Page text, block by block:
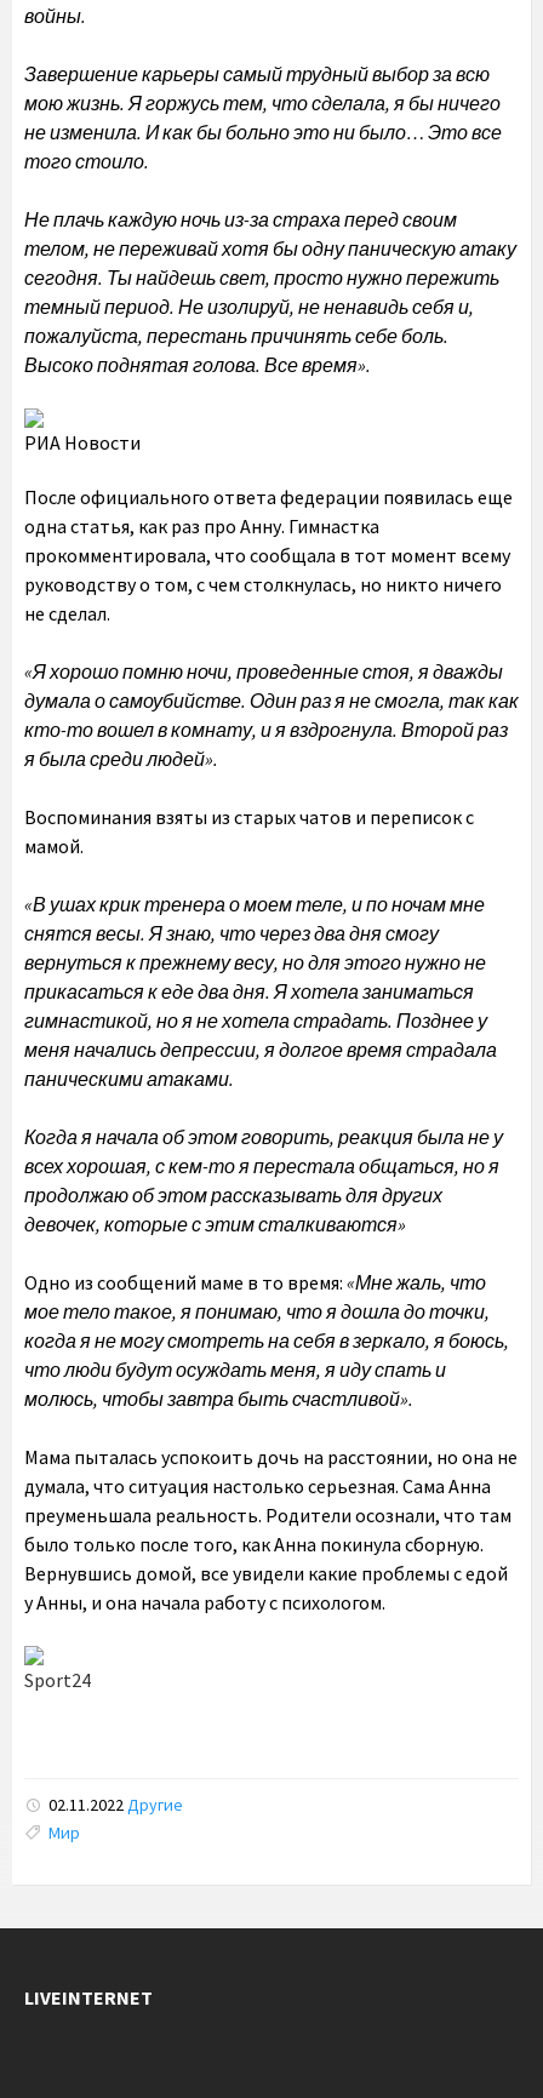
войны.
Завершение карьеры самый трудный выбор за всю
мою жизнь. Я горжусь тем, что сделала, я бы ничего
не изменила. И как бы больно это ни было… Это все
того стоило.
Не плачь каждую ночь из-за страха перед своим
телом, не переживай хотя бы одну паническую атаку
сегодня. Ты найдешь свет, просто нужно пережить
темный период. Не изолируй, не ненавидь себя и,
пожалуйста, перестань причинять себе боль.
Высоко поднятая голова. Все время».
РИА Новости
После официального ответа федерации появилась еще
одна статья, как раз про Анну. Гимнастка
прокомментировала, что сообщала в тот момент всему
руководству о том, с чем столкнулась, но никто ничего
не сделал.
«Я хорошо помню ночи, проведенные стоя, я дважды
думала о самоубийстве. Один раз я не смогла, так как
кто-то вошел в комнату, и я вздрогнула. Второй раз
я была среди людей».
Воспоминания взяты из старых чатов и переписок с
мамой.
«В ушах крик тренера о моем теле, и по ночам мне
снятся весы. Я знаю, что через два дня смогу
вернуться к прежнему весу, но для этого нужно не
прикасаться к еде два дня. Я хотела заниматься
гимнастикой, но я не хотела страдать. Позднее у
меня начались депрессии, я долгое время страдала
паническими атаками.
Когда я начала об этом говорить, реакция была не у
всех хорошая, с кем-то я перестала общаться, но я
продолжаю об этом рассказывать для других
девочек, которые с этим сталкиваются»
Одно из сообщений маме в то время: «Мне жаль, что
мое тело такое, я понимаю, что я дошла до точки,
когда я не могу смотреть на себя в зеркало, я боюсь,
что люди будут осуждать меня, я иду спать и
молюсь, чтобы завтра быть счастливой».
Мама пыталась успокоить дочь на расстоянии, но она не
думала, что ситуация настолько серьезная. Сама Анна
преуменьшала реальность. Родители осознали, что там
было только после того, как Анна покинула сборную.
Вернувшись домой, все увидели какие проблемы с едой
у Анны, и она начала работу с психологом.
Sport24
02.11.2022Другие
Tags:
Мир
LIVEINTERNET